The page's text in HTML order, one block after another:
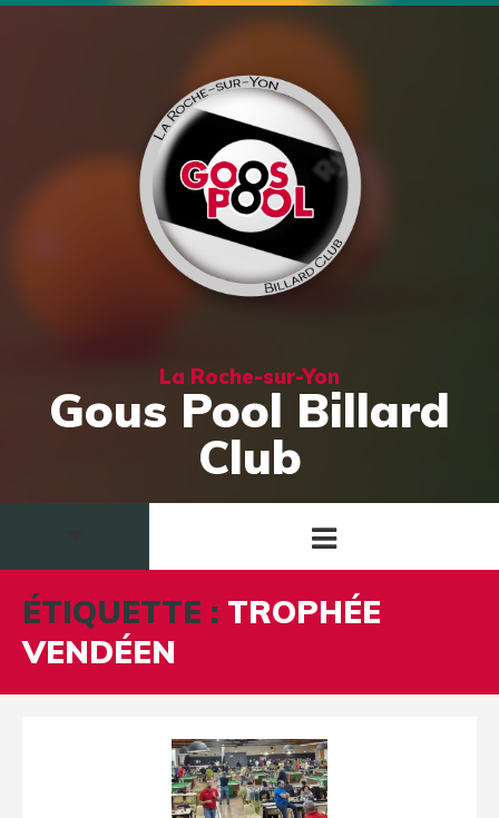
La Roche-sur-Yon
Gous Pool Billard
Club
ÉTIQUETTE : TROPHÉE
VENDÉEN